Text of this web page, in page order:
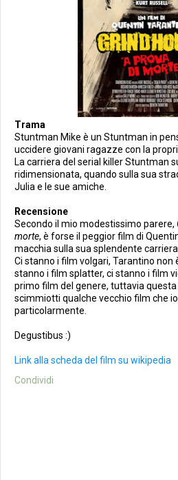
Trama
Stuntman Mike è un Stuntman in
uccidere giovani ragazze con la
La carriera del serial killer Stuntman
ridimensionata, quando sulla sua
Julia e le sue amiche.
Recensione
Secondo il mio modestissimo parere,
morte, è forse il peggior film di
macchia sulla sua splendente carriera
Ci stanno i film volgari, Tarantino non
stanno i film splatter, ci stanno i film
primo film del genere, tuttavia
scimmiotti qualche vecchio film che
particolarmente.
Degustibus :)
Link alla scheda del film su wikipedia
Condividi